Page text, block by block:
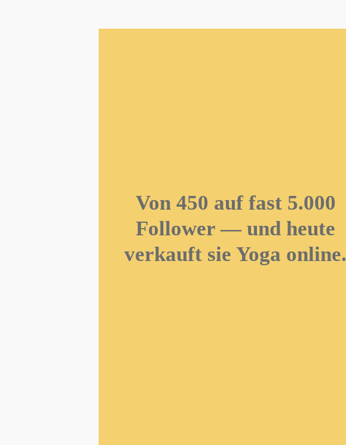
Von 450 auf fast 5.000
Follower — und heute
verkauft sie Yoga online.